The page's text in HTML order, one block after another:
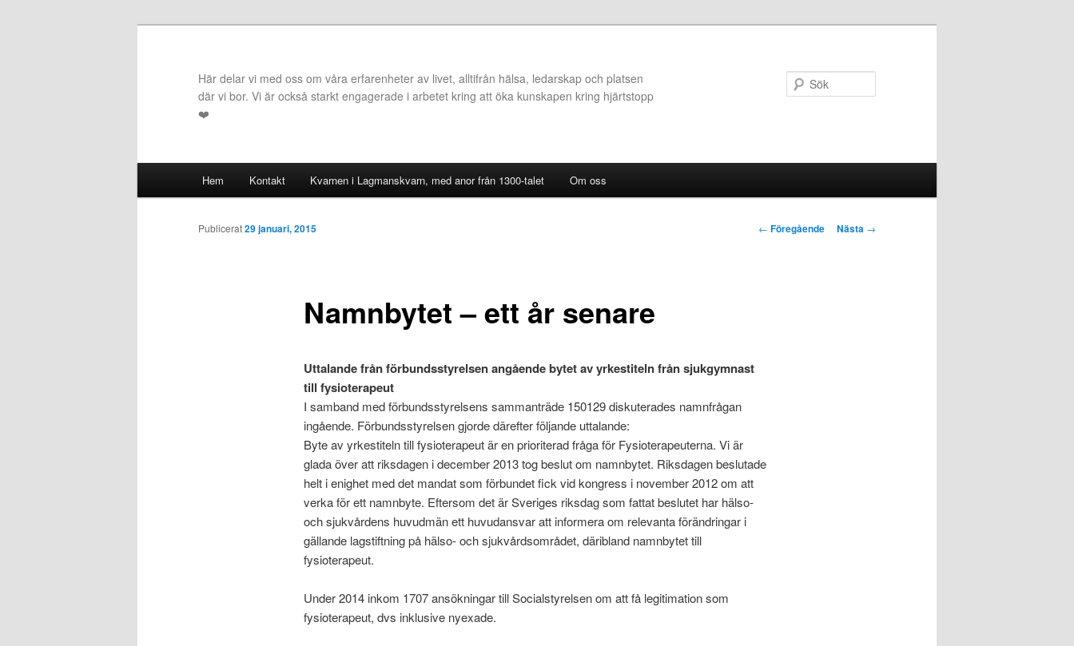
Här delar vi med oss om våra erfarenheter av livet, alltifrån hälsa, ledarskap och platsen
där vi bor. Vi är också starkt engagerade i arbetet kring att öka kunskapen kring hjärtstopp
❤️
Hem Kontakt Kvarnen i Lagmanskvarn, med anor från 1300-talet Om oss
Inläggsnavigering
← Föregående Nästa →
Namnbytet – ett år senare
Publicerat29 januari, 2015
Uttalande från förbundsstyrelsen angående bytet av yrkestiteln från sjukgymnast
till fysioterapeut
I samband med förbundsstyrelsens sammanträde 150129 diskuterades namnfrågan
ingående. Förbundsstyrelsen gjorde därefter följande uttalande:
Byte av yrkestiteln till fysioterapeut är en prioriterad fråga för Fysioterapeuterna. Vi är
glada över att riksdagen i december 2013 tog beslut om namnbytet. Riksdagen beslutade
helt i enighet med det mandat som förbundet fick vid kongress i november 2012 om att
verka för ett namnbyte. Eftersom det är Sveriges riksdag som fattat beslutet har hälso-
och sjukvårdens huvudmän ett huvudansvar att informera om relevanta förändringar i
gällande lagstiftning på hälso- och sjukvårdsområdet, däribland namnbytet till
fysioterapeut.
Under 2014 inkom 1707 ansökningar till Socialstyrelsen om att få legitimation som
fysioterapeut, dvs inklusive nyexade.